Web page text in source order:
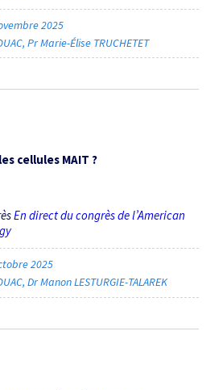
2025
Pr Marie-Élise TRUCHETET
cellules MAIT ?
En direct du congrès de l’American
2025
Dr Manon LESTURGIE-TALAREK